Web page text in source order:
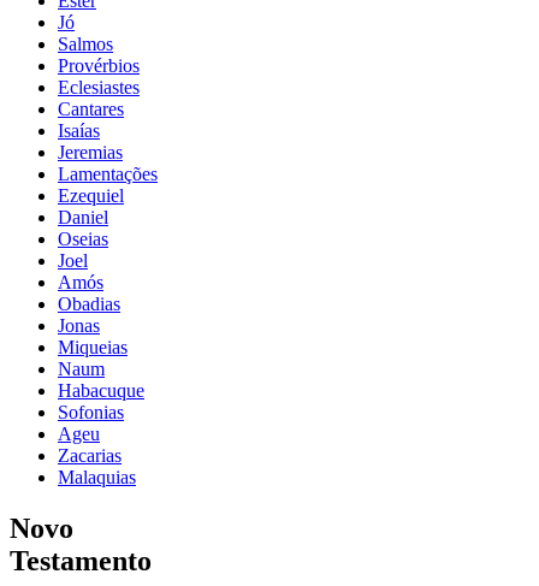
Jó
Salmos
Provérbios
Eclesiastes
Cantares
Isaías
Jeremias
Lamentações
Ezequiel
Daniel
Oseias
Joel
Amós
Obadias
Jonas
Miqueias
Naum
Habacuque
Sofonias
Ageu
Zacarias
Malaquias
Novo
Testamento